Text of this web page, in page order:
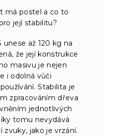
má postel a co to
její stabilitu?
unese až 120 kg na
že její konstrukce
masivu je nejen
i odolná vůči
Stabilita je
zpracováním dřeva
jednotlivých
tomu nevydává
zvuky, jako je vrzání.